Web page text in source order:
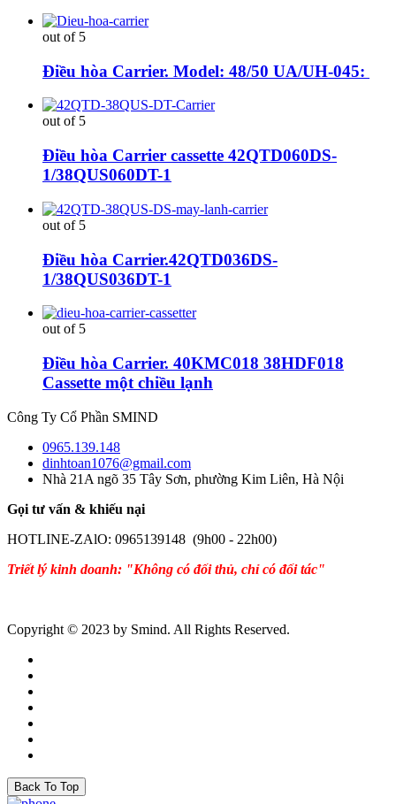
out of 5
Điều hòa Carrier. Model: 48/50 UA/UH-045:
out of 5
Điều hòa Carrier cassette 42QTD060DS-
1/38QUS060DT-1
out of 5
Điều hòa Carrier.42QTD036DS-
1/38QUS036DT-1
out of 5
Điều hòa Carrier. 40KMC018 38HDF018
Cassette một chiều lạnh
Công Ty Cổ Phần SMIND
0965.139.148
dinhtoan1076@gmail.com
Nhà 21A ngõ 35 Tây Sơn, phường Kim Liên, Hà Nội
Gọi tư vấn & khiếu nại
HOTLINE-ZAlO: 0965139148 (9h00 - 22h00)
Triết lý kinh doanh: "Không có đối thủ, chỉ có đối tác"
Copyright © 2023 by Smind. All Rights Reserved.
Back To Top